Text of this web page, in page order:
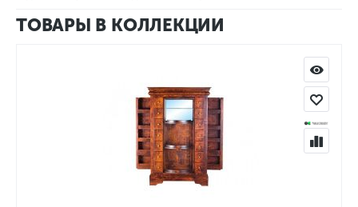
В нашем интернет-магазине Вы можете купить Сундук Луи
ТОВАРЫ В КОЛЛЕКЦИИ